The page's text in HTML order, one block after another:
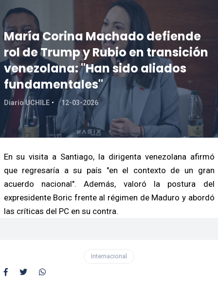
María Corina Machado defiende
rol de Trump y Rubio en transición
venezolana: "Han sido aliados
fundamentales"
Diario UCHILE 12-03-2026
En su visita a Santiago, la dirigenta venezolana afirmó
que regresaría a su país "en el contexto de un gran
acuerdo nacional". Además, valoró la postura del
expresidente Boric frente al régimen de Maduro y abordó
las críticas del PC en su contra.
Internacional